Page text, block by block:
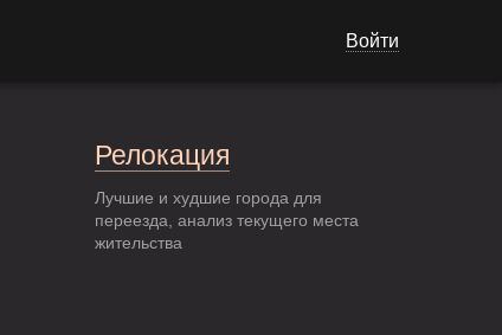
Войти
Релокация
Лучшие и худшие города для
переезда, анализ текущего места
жительства